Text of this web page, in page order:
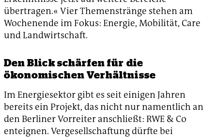
übertragen.« Vier Themenstränge stehen am
Wochenende im Fokus: Energie, Mobilität, Care
und Landwirtschaft.
Den Blick schärfen für die
ökonomischen Verhältnisse
Im Energiesektor gibt es seit einigen Jahren
bereits ein Projekt, das nicht nur namentlich an
den Berliner Vorreiter anschließt: RWE & Co
enteignen. Vergesellschaftung dürfte bei